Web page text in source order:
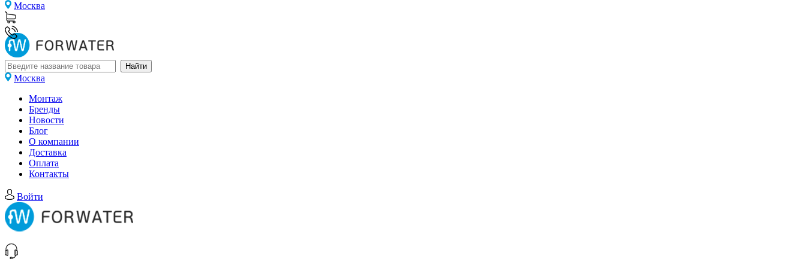
Москва
Москва
Монтаж
Бренды
Новости
Блог
О компании
Доставка
Оплата
Контакты
Войти